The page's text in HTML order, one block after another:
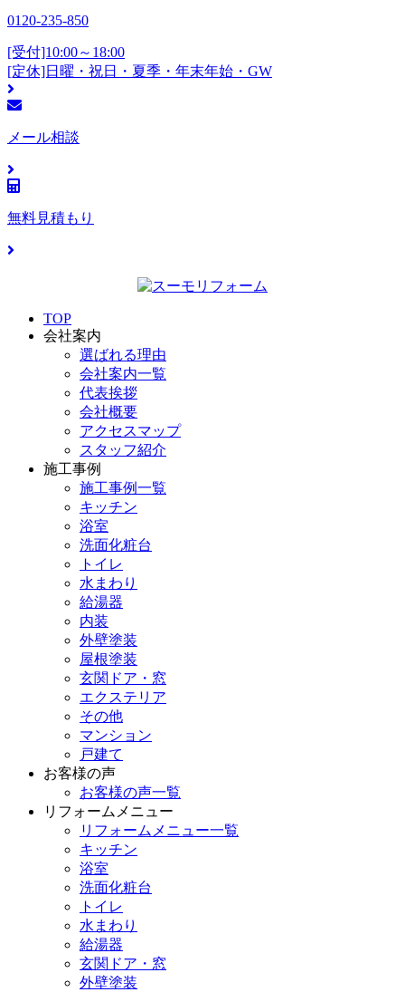
0120-235-850
[受付]10:00～18:00
[定休]日曜・祝日・夏季・年末年始・GW
メール相談
無料見積もり
TOP
会社案内
選ばれる理由
会社案内一覧
代表挨拶
会社概要
アクセスマップ
スタッフ紹介
施工事例
施工事例一覧
キッチン
浴室
洗面化粧台
トイレ
水まわり
給湯器
内装
外壁塗装
屋根塗装
玄関ドア・窓
エクステリア
その他
マンション
戸建て
お客様の声
お客様の声一覧
リフォームメニュー
リフォームメニュー一覧
キッチン
浴室
洗面化粧台
トイレ
水まわり
給湯器
玄関ドア・窓
外壁塗装